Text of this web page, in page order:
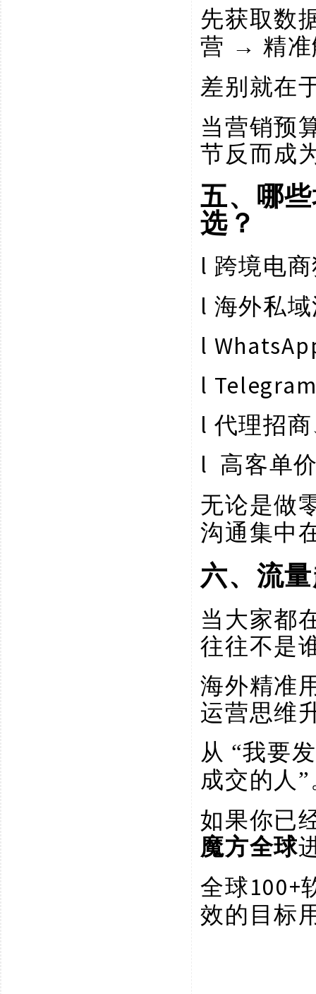
先获取数
营 → 精准
差别就在
当营销预
节反而成
五、哪
选？
l 跨境电
l 海外私
l
l
l 代理招
l 高客单
无论是做
沟通集中
六、流
当大家都
往往不是
海外精准
运营思维
从 “我要
成交的人”
如果你已
魔方全球
全球100+
效的目标